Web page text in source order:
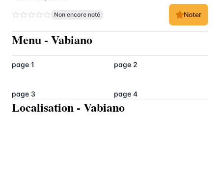
Non encore noté Noter
Menu - Vabiano
page 1 page 2
page 3 page 4
Localisation - Vabiano